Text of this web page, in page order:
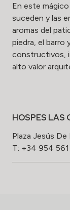
En este
suceden y las
aromas del
piedra, el barro
constructivos,
alto valor
HOSPES LAS
Plaza Jesús
T: +34 954